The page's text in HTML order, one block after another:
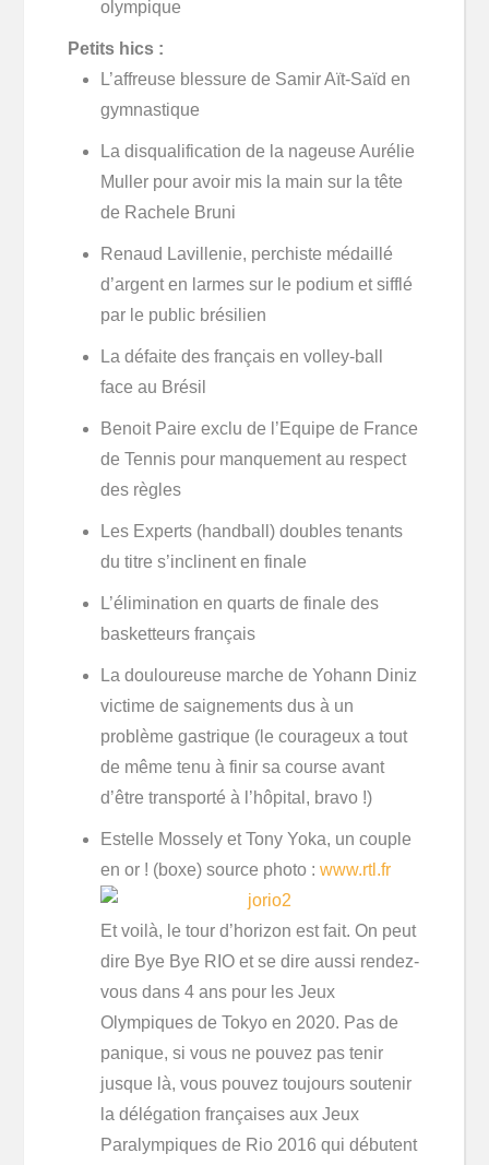
olympique
Petits hics :
L’affreuse blessure de Samir Aït-Saïd en
gymnastique
La disqualification de la nageuse Aurélie
Muller pour avoir mis la main sur la tête
de Rachele Bruni
Renaud Lavillenie, perchiste médaillé
d’argent en larmes sur le podium et sifflé
par le public brésilien
La défaite des français en volley-ball
face au Brésil
Benoit Paire exclu de l’Equipe de France
de Tennis pour manquement au respect
des règles
Les Experts (handball) doubles tenants
du titre s’inclinent en finale
L’élimination en quarts de finale des
basketteurs français
La douloureuse marche de Yohann Diniz
victime de saignements dus à un
problème gastrique (le courageux a tout
de même tenu à finir sa course avant
d’être transporté à l’hôpital, bravo !)
Estelle Mossely et Tony Yoka, un couple
en or ! (boxe) source photo :www.rtl.fr
Et voilà, le tour d’horizon est fait. On peut
dire Bye Bye RIO et se dire aussi rendez-
vous dans 4 ans pour les Jeux
Olympiques de Tokyo en 2020. Pas de
panique, si vous ne pouvez pas tenir
jusque là, vous pouvez toujours soutenir
la délégation françaises aux Jeux
Paralympiques de Rio 2016 qui débutent